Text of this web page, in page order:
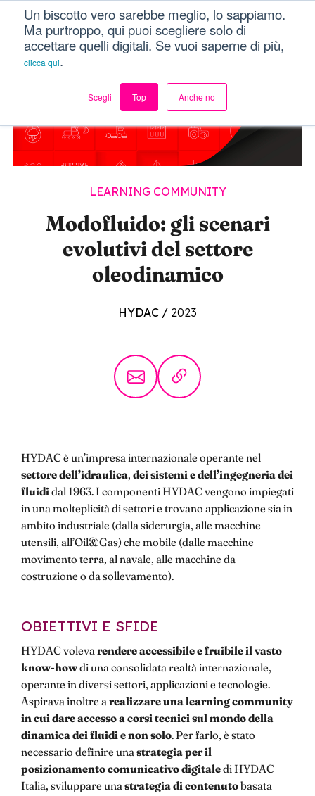
Un biscotto vero sarebbe meglio, lo sappiamo.
Ma purtroppo, qui puoi scegliere solo di
accettare quelli digitali. Se vuoi saperne di più,
clicca qui.
Scegli Top Anche no
Menu
LEARNING COMMUNITY
Modofluido: gli scenari
evolutivi del settore
oleodinamico
HYDAC / 2023
HYDAC è un’impresa internazionale operante nel
settore dell’idraulica, dei sistemi e dell’ingegneria dei
fluididal 1963. I componenti HYDAC vengono impiegati
in una molteplicità di settori e trovano applicazione sia in
ambito industriale (dalla siderurgia, alle macchine
utensili, all’Oil&Gas) che mobile (dalle macchine
movimento terra, al navale, alle macchine da
costruzione o da sollevamento).
OBIETTIVI E SFIDE
HYDAC volevarendere accessibile e fruibile il vasto
know-howdi una consolidata realtà internazionale,
operante in diversi settori, applicazioni e tecnologie.
Aspirava inoltre arealizzare una learning community
in cui dare accesso a corsi tecnici sul mondo della
dinamica dei fluidi e non solo. Per farlo, è stato
necessario definire unastrategia per il
posizionamento comunicativo digitaledi HYDAC
Italia, sviluppare unastrategia di contenutobasata